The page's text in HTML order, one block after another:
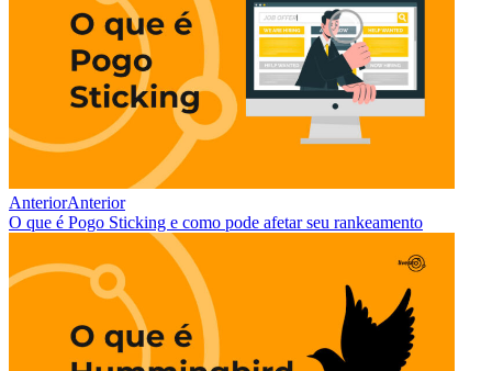
AnteriorAnterior
O que é Pogo Sticking e como pode afetar seu rankeamento